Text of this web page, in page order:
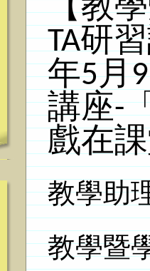
【教
TA研
年5月
講座-
戲在
教學助
教學暨